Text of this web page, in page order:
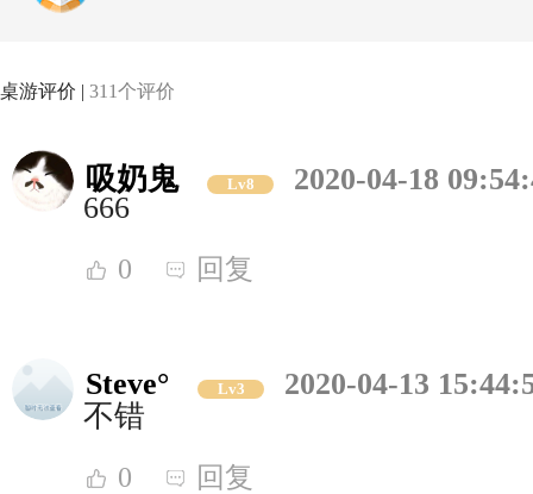
桌游评价 | 311个评价
吸奶鬼 Lv8
2020-04-18
666
0 回复
Steve° Lv3
2020-04-13
不错
0 回复